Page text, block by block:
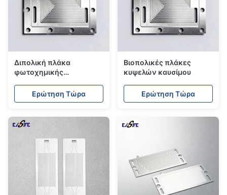
Διπολική πλάκα
φωτοχημικής
καυσίμου από
ανοξείδωτο χάλυβα &
για ενέργεια υδρογόνου
Ερώτηση Τώρα
Βιοπολικές πλάκες
κυψελών καυσίμου
Ερώτηση Τώρα